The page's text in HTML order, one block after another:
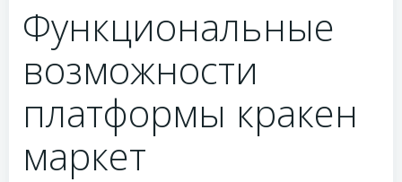
Функциональные
возможности
платформы кракен
маркет